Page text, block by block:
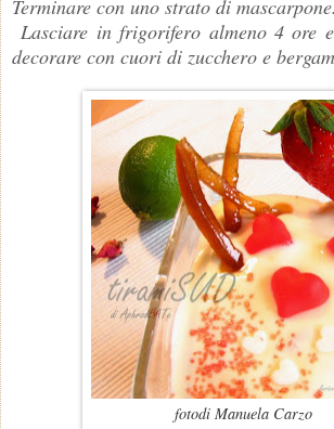
Terminare con uno strato di mascarpone.
Lasciare in frigorifero almeno 4 ore
decorare con cuori di zucchero e
fotodi Manuela Carzo